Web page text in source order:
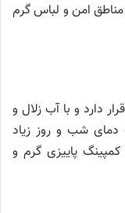
مناطق امن و لباس گرم
دارد و با آب زلال و
شب و روز زیاد
پاییزی گرم و